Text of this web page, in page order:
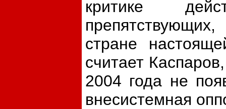
критике
стране
считает
2004 года не
внесистемная